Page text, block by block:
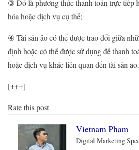
③ Đó là phương thức thanh toán trực tiếp
hóa hoặc dịch vụ cụ thể;
④ Tài sản ảo có thể được trao đổi giữa
định hoặc có thể được sử dụng để thanh
hoặc dịch vụ khác liên quan đến tài sản ảo.
[+++]
Rate this post
Vietnam Pham
Digital Marketing